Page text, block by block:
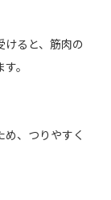
けると、筋肉の
。
、つりやすく